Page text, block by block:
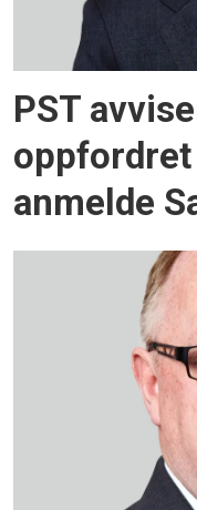
PST
anmelde